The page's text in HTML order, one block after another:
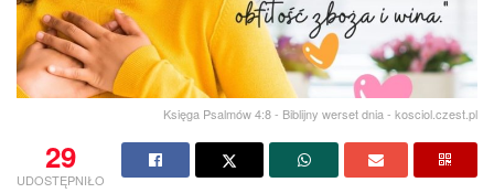
Księga Psalmów 4:8 - Biblijny werset dnia - kosciol.czest.pl
29
UDOSTĘPNIŁO